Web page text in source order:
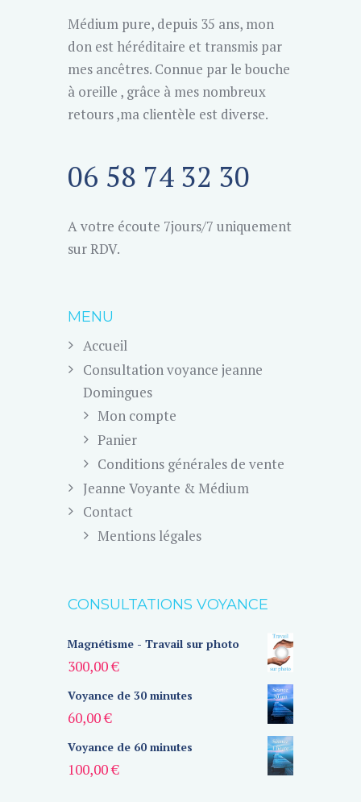
Médium pure, depuis 35 ans, mon
don est héréditaire et transmis par
mes ancêtres. Connue par le bouche
à oreille , grâce à mes nombreux
retours ,ma clientèle est diverse.
06 58 74 32 30
A votre écoute 7jours/7 uniquement
sur RDV.
MENU
Accueil
Consultation voyance jeanne
Domingues
Mon compte
Panier
Conditions générales de vente
Jeanne Voyante & Médium
Contact
Mentions légales
CONSULTATIONS VOYANCE
Magnétisme - Travail sur photo
300,00€
Voyance de 30 minutes
60,00€
Voyance de 60 minutes
100,00€